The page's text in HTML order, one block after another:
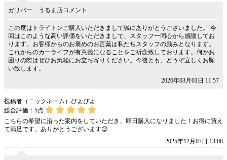
ガリバー うるま店コメント
この度はトライトンご購入いただきまして誠にありがとうございました。 今
回はこのような高い評価をいただきまして、スタッフ一同心から感謝してお
ります。お客様からのお褒めのお言葉は私たちスタッフの励みとなります。
これからのカーライフが有意義になることをご祈念致しております。何かお
困りの際はぜひお気軽にお立ち寄りください。今後とも、どうぞ宜しくお願
い致します。
2026年03月01日 11:57
投稿者（ニックネーム）ぴよぴよ
総合評価： 5点
こちらの希望に沿った案内をしていただき、即日購入になりました！お得に買え
て満足です。ありがとうございます😊
2025年12月07日 13:08